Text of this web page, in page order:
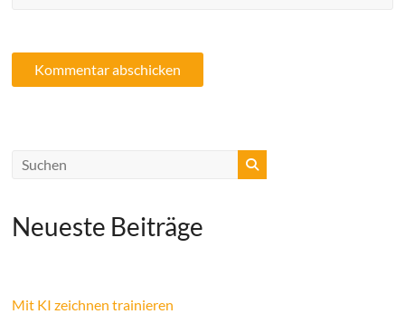
Neueste Beiträge
Mit KI zeichnen trainieren